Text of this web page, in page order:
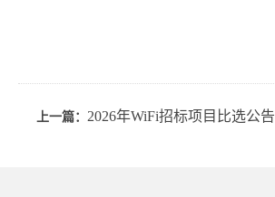
上一篇： 2026年WiFi招标项目比选公告